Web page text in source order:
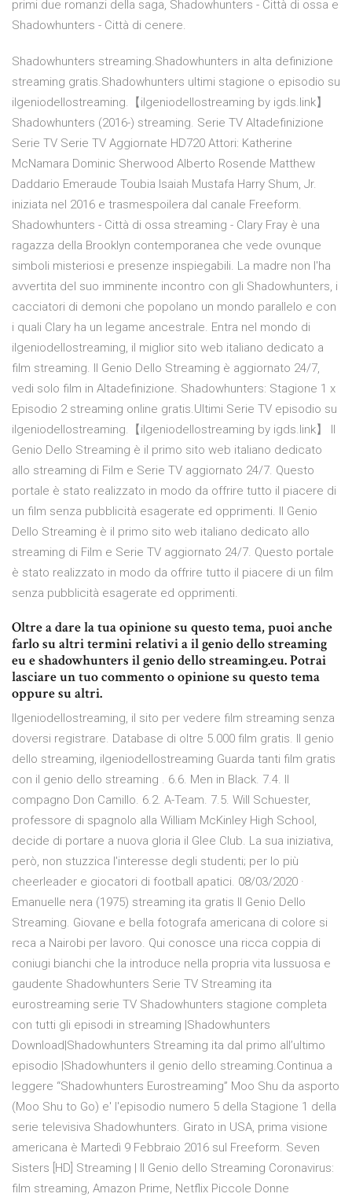
primi due romanzi della saga, Shadowhunters - Città di ossa e
Shadowhunters - Città di cenere.
Shadowhunters streaming.Shadowhunters in alta definizione
streaming gratis.Shadowhunters ultimi stagione o episodio su
ilgeniodellostreaming.【ilgeniodellostreaming by igds.link】
Shadowhunters (2016-) streaming. Serie TV Altadefinizione
Serie TV Serie TV Aggiornate HD720 Attori: Katherine
McNamara Dominic Sherwood Alberto Rosende Matthew
Daddario Emeraude Toubia Isaiah Mustafa Harry Shum, Jr.
iniziata nel 2016 e trasmespoilera dal canale Freeform.
Shadowhunters - Città di ossa streaming - Clary Fray è una
ragazza della Brooklyn contemporanea che vede ovunque
simboli misteriosi e presenze inspiegabili. La madre non l'ha
avvertita del suo imminente incontro con gli Shadowhunters, i
cacciatori di demoni che popolano un mondo parallelo e con
i quali Clary ha un legame ancestrale. Entra nel mondo di
ilgeniodellostreaming, il miglior sito web italiano dedicato a
film streaming. Il Genio Dello Streaming è aggiornato 24/7,
vedi solo film in Altadefinizione. Shadowhunters: Stagione 1 x
Episodio 2 streaming online gratis.Ultimi Serie TV episodio su
ilgeniodellostreaming.【ilgeniodellostreaming by igds.link】 Il
Genio Dello Streaming è il primo sito web italiano dedicato
allo streaming di Film e Serie TV aggiornato 24/7. Questo
portale è stato realizzato in modo da offrire tutto il piacere di
un film senza pubblicità esagerate ed opprimenti. Il Genio
Dello Streaming è il primo sito web italiano dedicato allo
streaming di Film e Serie TV aggiornato 24/7. Questo portale
è stato realizzato in modo da offrire tutto il piacere di un film
senza pubblicità esagerate ed opprimenti.
Oltre a dare la tua opinione su questo tema, puoi anche
farlo su altri termini relativi a il genio dello streaming
eu e shadowhunters il genio dello streaming.eu. Potrai
lasciare un tuo commento o opinione su questo tema
oppure su altri.
Ilgeniodellostreaming, il sito per vedere film streaming senza
doversi registrare. Database di oltre 5.000 film gratis. Il genio
dello streaming, ilgeniodellostreaming Guarda tanti film gratis
con il genio dello streaming . 6.6. Men in Black. 7.4. Il
compagno Don Camillo. 6.2. A-Team. 7.5. Will Schuester,
professore di spagnolo alla William McKinley High School,
decide di portare a nuova gloria il Glee Club. La sua iniziativa,
però, non stuzzica l'interesse degli studenti; per lo più
cheerleader e giocatori di football apatici. 08/03/2020 ·
Emanuelle nera (1975) streaming ita gratis Il Genio Dello
Streaming. Giovane e bella fotografa americana di colore si
reca a Nairobi per lavoro. Qui conosce una ricca coppia di
coniugi bianchi che la introduce nella propria vita lussuosa e
gaudente Shadowhunters Serie TV Streaming ita
eurostreaming serie TV Shadowhunters stagione completa
con tutti gli episodi in streaming |Shadowhunters
Download|Shadowhunters Streaming ita dal primo all’ultimo
episodio |Shadowhunters il genio dello streaming.Continua a
leggere “Shadowhunters Eurostreaming” Moo Shu da asporto
(Moo Shu to Go) e' l'episodio numero 5 della Stagione 1 della
serie televisiva Shadowhunters. Girato in USA, prima visione
americana è Martedì 9 Febbraio 2016 sul Freeform. Seven
Sisters [HD] Streaming | Il Genio dello Streaming Coronavirus:
film streaming, Amazon Prime, Netflix Piccole Donne